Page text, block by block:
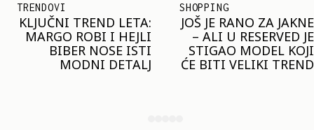
SHOPPING
JOŠ JE RANO ZA JAKNE
– ALI U RESERVED JE
STIGAO MODEL KOJI
ĆE BITI VELIKI TREND
TRENDOVI
NAJVEĆI MIKRO-
TREND SEZONE VAS
POZIVA DA SPOJITE
NESPOJIVO